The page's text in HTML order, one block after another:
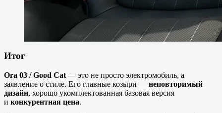
Итог
Ora 03 / Good Cat — это не просто электромобиль, а
заявление о стиле. Его главные козыри — неповторимый
дизайн, хорошо укомплектованная базовая версия
и конкурентная цена.